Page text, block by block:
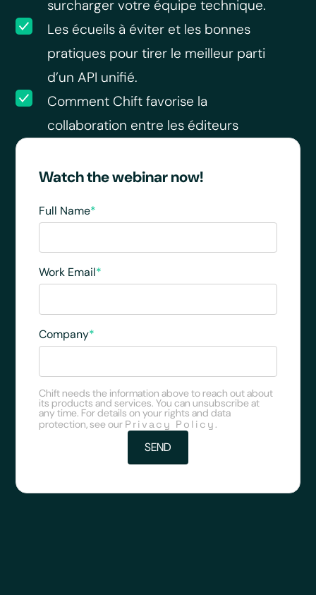
surcharger votre équipe technique.
Les écueils à éviter et les bonnes
pratiques pour tirer le meilleur parti
d’un API unifié.
Comment Chift favorise la
collaboration entre les éditeurs
Watch the webinar now!
Full Name*
Work Email*
Company*
Chift needs the information above to reach out about
its products and services. You can unsubscribe at
any time. For details on your rights and data
protection, see our Privacy Policy .